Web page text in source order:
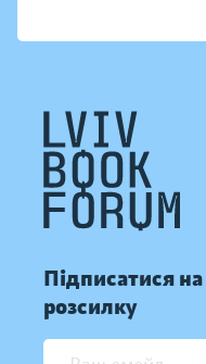
Підписатися
розсилку